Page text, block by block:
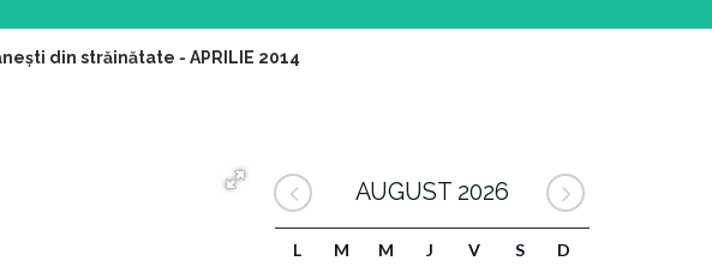
din străinătate - APRILIE 2014
AUGUST 2026
L M M J V S D